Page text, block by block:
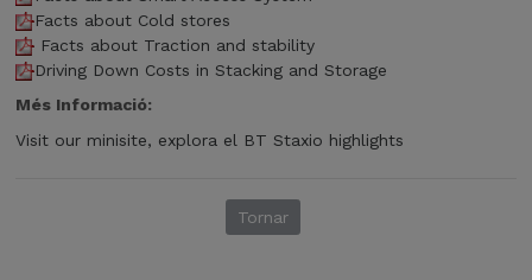
Facts about Cold stores
Facts about Traction and stability
Driving Down Costs in Stacking and Storage
Més Informació:
Visit our minisite, explora el BT Staxio highlights
Tornar